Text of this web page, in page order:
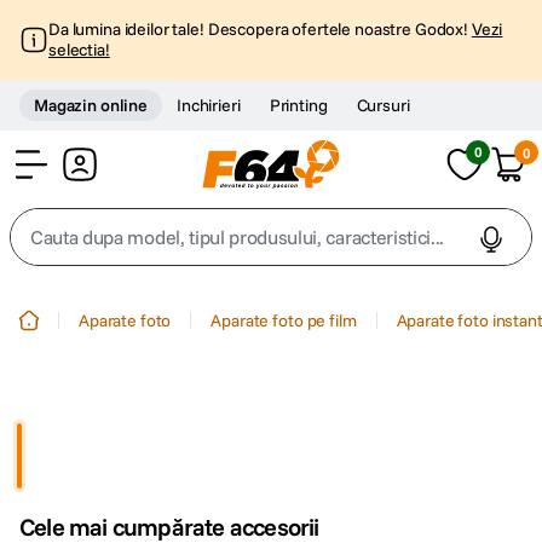
Da lumina ideilor tale! Descopera ofertele noastre Godox! Vezi
selectia!
Magazin online Inchirieri Printing Cursuri
0 0
Cauta dupa model, tipul produsului, caracteristici...
4 peak design
Aparate foto Aparate foto pe film Aparate foto instant
Cele mai cumpărate accesorii